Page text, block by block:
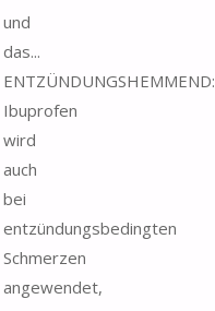
und
das...
ENTZÜNDUNGSHEMMEND:
Ibuprofen
wird
auch
bei
entzündungsbedingten
Schmerzen
angewendet,